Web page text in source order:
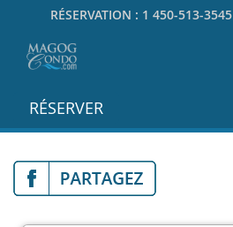
RÉSERVATION : 1 450-513-3545
RÉSERVER